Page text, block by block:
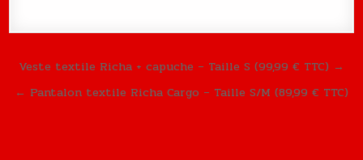
Navigation de l’article
Veste textile Richa + capuche – Taille S (99,99 € TTC) →
← Pantalon textile Richa Cargo – Taille S/M (89,99 € TTC)